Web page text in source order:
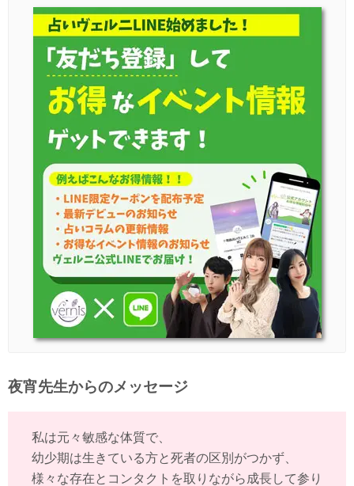
夜宵先生からのメッセージ
私は元々敏感な体質で、
幼少期は生きている方と死者の区別がつかず、
様々な存在とコンタクトを取りながら成長して参り